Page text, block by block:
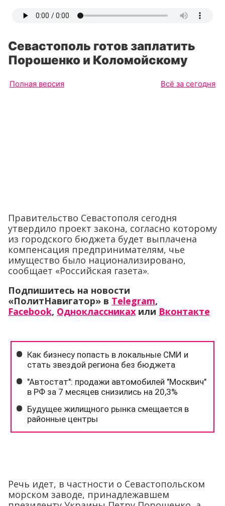
Севастополь готов заплатить
Порошенко и Коломойскому
Полная версия Всё за сегодня
Правительство Севастополя сегодня
утвердило проект закона, согласно которому
из городского бюджета будет выплачена
компенсация предпринимателям, чье
имущество было национализировано,
сообщает «Российская газета».
Подпишитесь на новости
«ПолитНавигатор» в Telegram,
Facebook, Одноклассниках или Вконтакте
Речь идет, в частности о Севастопольском
морском заводе, принадлежавшем